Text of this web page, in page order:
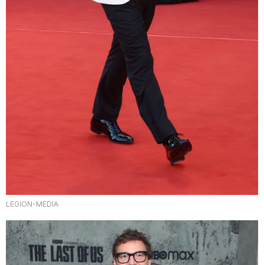
LEGION-MEDIA